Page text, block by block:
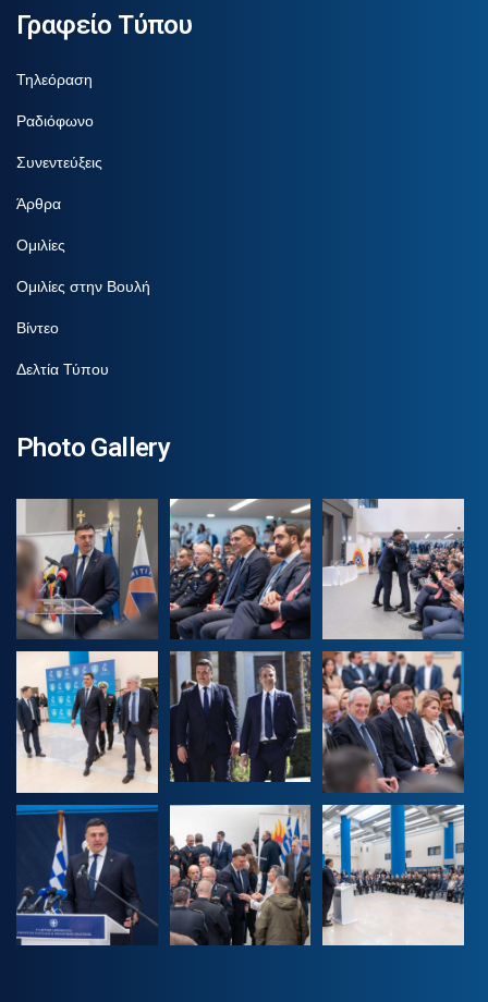
Γραφείο Τύπου
Τηλεόραση
Ραδιόφωνο
Συνεντεύξεις
Άρθρα
Ομιλίες
Ομιλίες στην Βουλή
Βίντεο
Δελτία Τύπου
Photo Gallery